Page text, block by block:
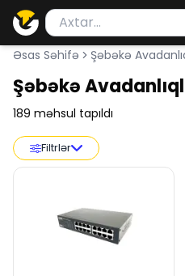
Məhsul axtar
Axtarış üçün ən azı
Əsas Səhifə Şəbəkə
Şəbəkə
189 məhsul tapıldı
Filtrlər